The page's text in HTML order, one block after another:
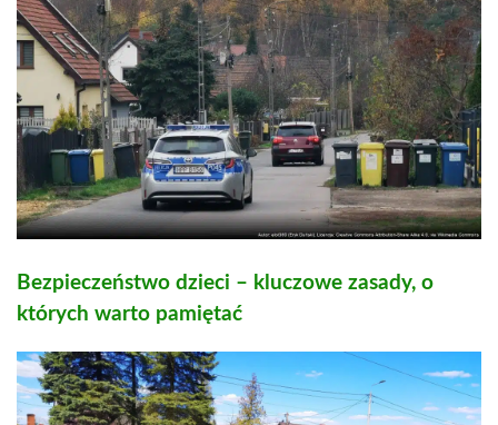
Bezpieczeństwo dzieci – kluczowe zasady, o
których warto pamiętać